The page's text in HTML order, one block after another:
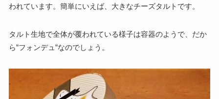
われています。簡単にいえば、大きなチーズタルトです。
タルト生地で全体が覆われている様子は容器のようで、だか
ら”フォンデュ”なのでしょう。